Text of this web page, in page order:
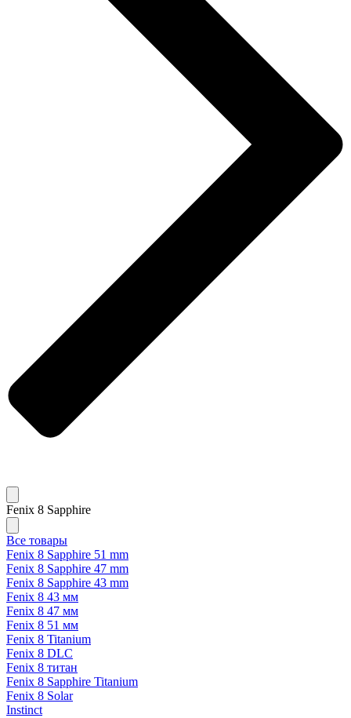
Fenix 8 Sapphire
Все товары
Fenix 8 Sapphire 51 mm
Fenix 8 Sapphire 47 mm
Fenix 8 Sapphire 43 mm
Fenix 8 43 мм
Fenix 8 47 мм
Fenix 8 51 мм
Fenix 8 Titanium
Fenix 8 DLC
Fenix 8 титан
Fenix 8 Sapphire Titanium
Fenix 8 Solar
Instinct